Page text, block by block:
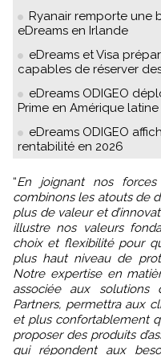
Ryanair remporte une
eDreams en Irlande
eDreams et Visa
capables de réserver
eDreams ODIGEO
Prime en Amérique latine
eDreams ODIGEO
rentabilité en 2026
“En joignant nos forces à celles d’AXA Partners, nous
combinons les atouts de
plus de valeur et
illustre nos valeurs
choix et flexibilité pour
plus haut niveau de
Notre expertise en
associée aux solutions
Partners, permettra aux
et plus confortablement
proposer des produits
qui répondent aux